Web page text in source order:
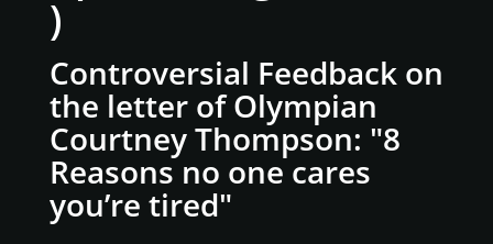
)
Controversial Feedback on
the letter of Olympian
Courtney Thompson: "8
Reasons no one cares
you’re tired"